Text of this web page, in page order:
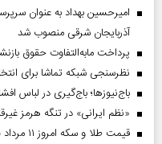
امیرحسین بهداد به عنوان
آذربایجان شرقی منصوب شد
پرداخت مابه‌التفاوت حقوق
نظرسنجی شبکه تماشا برای
باج‌نیوزها؛ باج‌گیری در لباس
«نظم ایرانی» در تنگه هرمز